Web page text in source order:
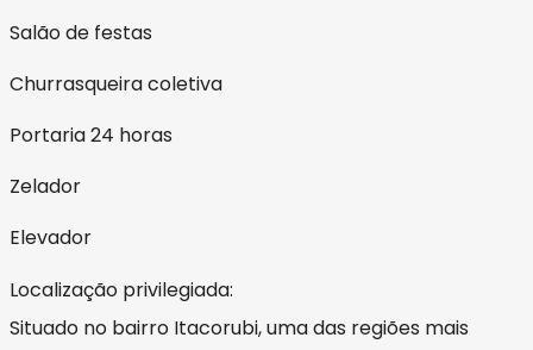
Salão de festas
Churrasqueira coletiva
Portaria 24 horas
Zelador
Elevador
Localização privilegiada:
Situado no bairro Itacorubi, uma das regiões mais